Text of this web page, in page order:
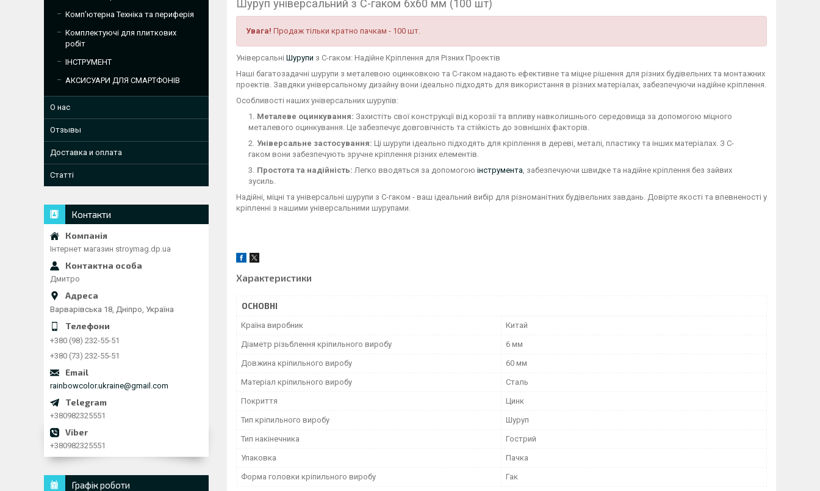
Шуруп універсальний з C-гаком 6х60 мм (100 шт)
Увага! Продаж тільки кратно пачкам - 100 шт.
Універсальні Шурупи з C-гаком: Надійне Кріплення для Різних Проектів
Наші багатозадачні шурупи з металевою оцинковкою та C-гаком надають ефективне та міцне рішення для різних будівельних та монтажних
проектів. Завдяки універсальному дизайну вони ідеально підходять для використання в різних матеріалах, забезпечуючи надійне кріплення.
Особливості наших універсальних шурупів:
Металеве оцинкування: Захистіть свої конструкції від корозії та впливу навколишнього середовища за допомогою міцного
металевого оцинкування. Це забезпечує довговічність та стійкість до зовнішніх факторів.
Універсальне застосування: Ці шурупи ідеально підходять для кріплення в дереві, металі, пластику та інших матеріалах. З C-
гаком вони забезпечують зручне кріплення різних елементів.
Простота та надійність: Легко вводяться за допомогою інструмента , забезпечуючи швидке та надійне кріплення без зайвих
зусиль.
Надійні, міцні та універсальні шурупи з C-гаком - ваш ідеальний вибір для різноманітних будівельних завдань. Довірте якості та впевненості у
кріпленні з нашими універсальними шурупами.
Характеристики
ОСНОВНІ
Країна виробник Китай
Діаметр різьблення кріпильного виробу 6 мм
Довжина кріпильного виробу 60 мм
Матеріал кріпильного виробу Сталь
Покриття Цинк
Тип кріпильного виробу Шуруп
Тип накінечника Гострий
Упаковка Пачка
Форма головки кріпильного виробу Гак
Комп'ютерна Техніка та периферія
Комплектуючі для плиткових
робіт
ІНСТРУМЕНТ
АКСИСУАРИ ДЛЯ СМАРТФОНІВ
О нас
Отзывы
Доставка и оплата
Статті
Контакти
Інтернет магазин stroymag.dp.ua
Дмитро
Варварівська 18, Дніпро, Україна
+380 (98) 232-55-51
+380 (73) 232-55-51
rainbowcolor.ukraine@gmail.com
+380982325551
+380982325551
Графік роботи